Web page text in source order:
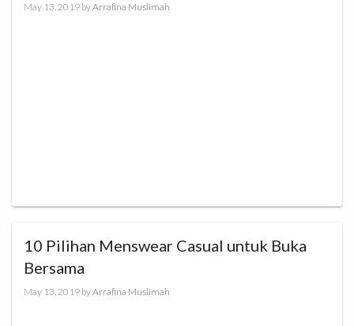
May 13, 2019 byArrafina Muslimah
10 Pilihan Menswear Casual untuk Buka
Bersama
May 13, 2019 byArrafina Muslimah